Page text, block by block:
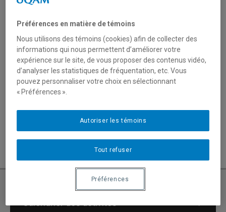
2024, 2022, 2021)
INSTRUMENT CLASSIQUE 6 : CHANT
INSTRUMENT CLASSIQUE 5 : CHANT (2024,
2023)
INSTRUMENT CLASSIQUE 4 : CHANT (2023,
2022)
Préférences en matière de témoins
Nous utilisons des témoins (cookies) afin de collecter des
informations qui nous permettent d’améliorer votre
expérience sur le site, de vous proposer des contenus vidéo,
d’analyser les statistiques de fréquentation, etc. Vous
pouvez personnaliser votre choix en sélectionnant
« Préférences ».
Tout refuser
Autoriser les témoins
Préférences